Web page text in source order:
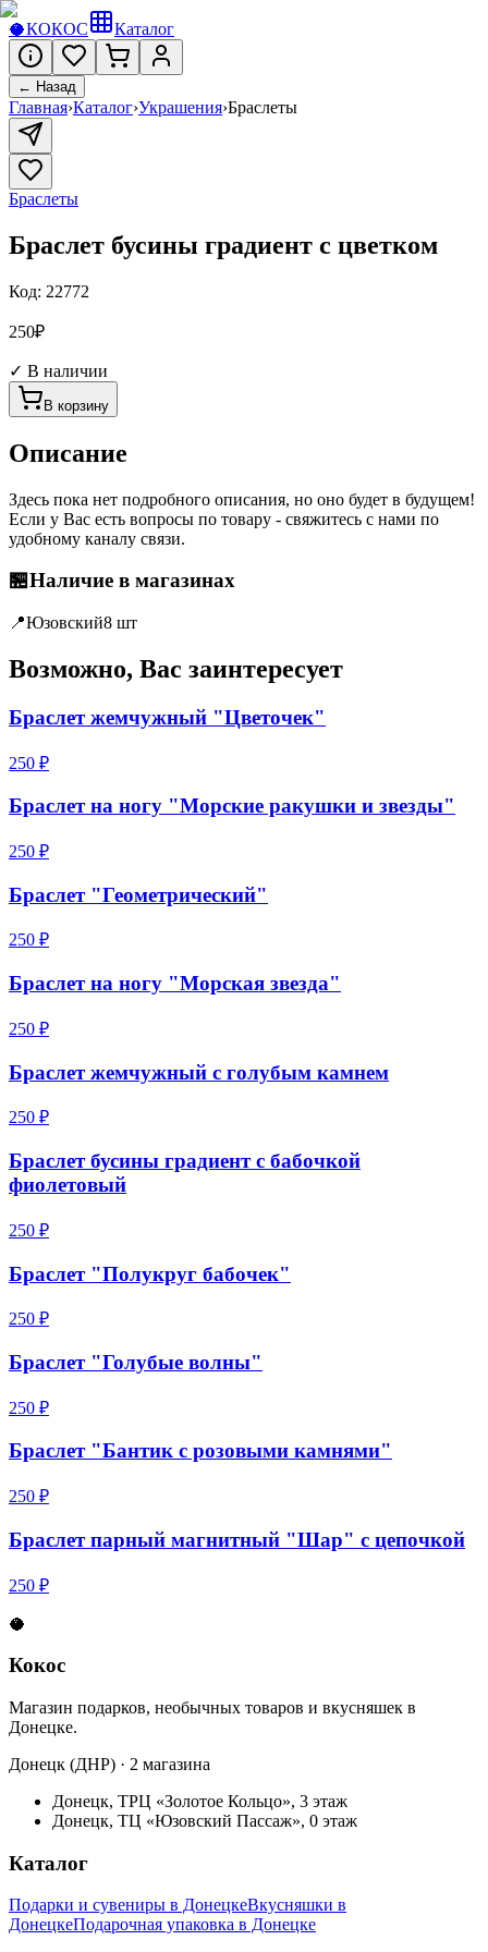
🥥КОКОС Каталог
← Назад
Главная›Каталог›Украшения›Браслеты
Браслеты
Браслет бусины градиент с цветком
Код: 22772
250₽
✓ В наличии
В корзину
Описание
Здесь пока нет подробного описания, но оно будет в будущем!
Если у Вас есть вопросы по товару - свяжитесь с нами по
удобному каналу связи.
🏪Наличие в магазинах
📍Юзовский8 шт
Возможно, Вас заинтересует
Браслет жемчужный "Цветочек"
250 ₽
Браслет на ногу "Морские ракушки и звезды"
250 ₽
Браслет "Геометрический"
250 ₽
Браслет на ногу "Морская звезда"
250 ₽
Браслет жемчужный с голубым камнем
250 ₽
Браслет бусины градиент с бабочкой
фиолетовый
250 ₽
Браслет "Полукруг бабочек"
250 ₽
Браслет "Голубые волны"
250 ₽
Браслет "Бантик с розовыми камнями"
250 ₽
Браслет парный магнитный "Шар" с цепочкой
250 ₽
🥥
Кокос
Магазин подарков, необычных товаров и вкусняшек в
Донецке.
Донецк (ДНР) · 2 магазина
Донецк, ТРЦ «Золотое Кольцо», 3 этаж
Донецк, ТЦ «Юзовский Пассаж», 0 этаж
Каталог
Подарки и сувениры в ДонецкеВкусняшки в
ДонецкеПодарочная упаковка в Донецке